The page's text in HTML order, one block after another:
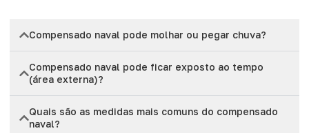
Compensado naval pode molhar ou pegar chuva?
Compensado naval pode ficar exposto ao tempo
(área externa)?
Quais são as medidas mais comuns do compensado
naval?